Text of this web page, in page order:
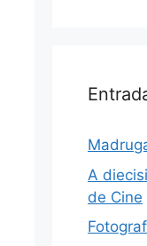
A
de Cine